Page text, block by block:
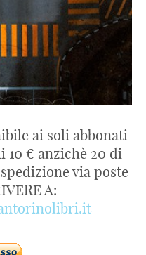
ai soli abbonati
10 € anzichè 20 di
via poste
A: